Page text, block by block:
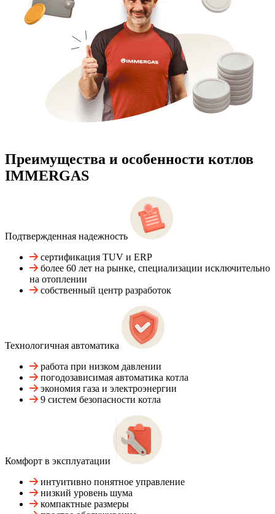
Преимущества и особенности котлов
IMMERGAS
Подтвержденная надежность
сертификация TUV и ERP
более 60 лет на рынке, специализации исключительно
на отоплении
собственный центр разработок
Технологичная автоматика
работа при низком давлении
погодозависимая автоматика котла
экономия газа и электроэнергии
9 систем безопасности котла
Комфорт в эксплуатации
интуитивно понятное управление
низкий уровень шума
компактные размеры